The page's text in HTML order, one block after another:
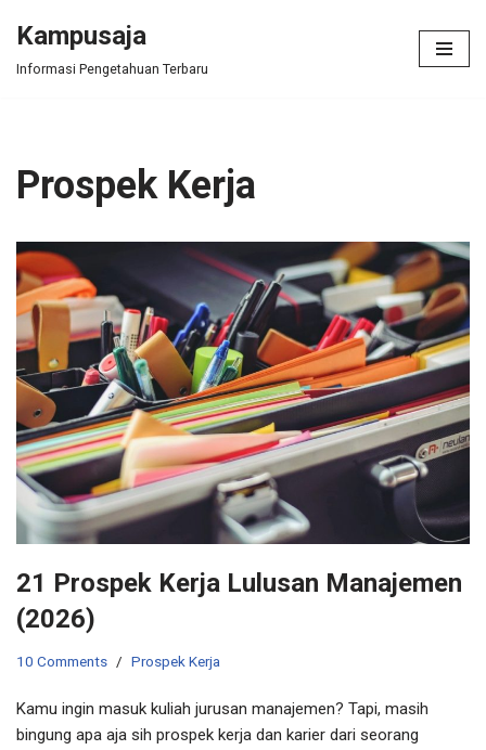
Skip
Kampusaja
Informasi Pengetahuan Terbaru
Prospek Kerja
21 Prospek Kerja Lulusan Manajemen
(2026)
10 Comments Prospek Kerja
Kamu ingin masuk kuliah jurusan manajemen? Tapi, masih
bingung apa aja sih prospek kerja dan karier dari seorang